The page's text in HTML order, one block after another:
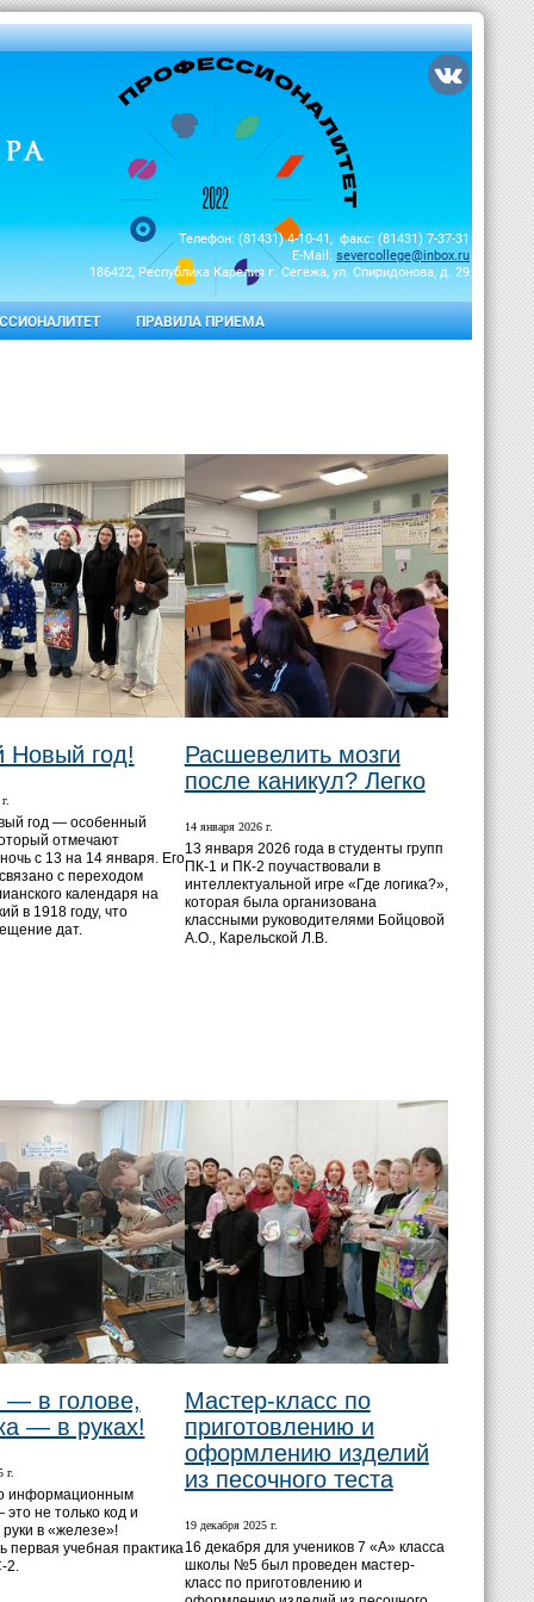
Телефон: (81431) 4-10-41, факс: (81431) 7-37-31
E-Mail: severcollege@inbox.ru
186422, Республика Карелия г. Сегежа, ул. Спиридонова, д. 29
ПРАВИЛА ПРИЕМА
Новый год!
год — особенный
отмечают
с 13 на 14 января. Его
с переходом
календаря на
в 1918 году, что
дат.
Расшевелить мозги
после каникул? Легко
14 января 2026 г.
13 января 2026 года в студенты групп
ПК-1 и ПК-2 поучаствовали в
интеллектуальной игре «Где логика?»,
которая была организована
классными руководителями Бойцовой
А.О., Карельской Л.В.
— в голове,
— в руках!
г.
информационным
не только код и
в «железе»!
первая учебная практика
2.
Мастер-класс по
приготовлению и
оформлению изделий
из песочного теста
19 декабря 2025 г.
16 декабря для учеников 7 «А» класса
школы №5 был проведен мастер-
класс по приготовлению и